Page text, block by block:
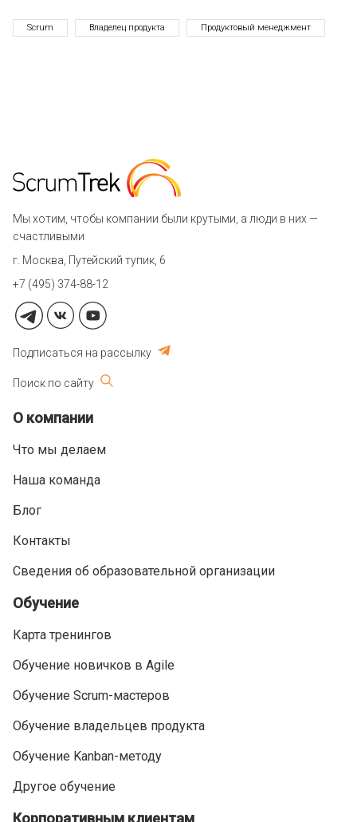
Scrum Владелец продукта Продуктовый менеджмент
Мы хотим, чтобы компании были крутыми, а люди в них —
счастливыми
г. Москва, Путейский тупик, 6
+7 (495) 374-88-12
Подписаться на рассылку
Поиск по сайту
О компании
Что мы делаем
Наша команда
Блог
Контакты
Сведения об образовательной организации
Обучение
Карта тренингов
Обучение новичков в Agile
Обучение Scrum-мастеров
Обучение владельцев продукта
Обучение Kanban-методу
Другое обучение
Корпоративным клиентам